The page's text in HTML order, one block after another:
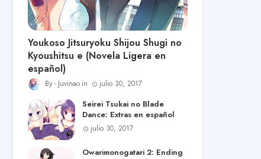
Youkoso Jitsuryoku Shijou Shugi no
Kyoushitsu e (Novela Ligera en
español)
Juvinao julio 30, 2017
Seirei Tsukai no Blade
Dance: Extras en español
julio 30, 2017
Owarimonogatari 2: Ending